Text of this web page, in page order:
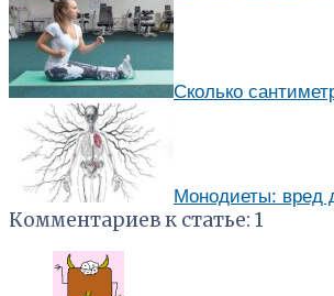
Сколько
Монодиеты: вред
Комментариев к статье: 1